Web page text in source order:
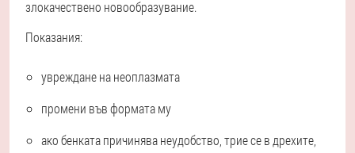
злокачествено новообразувание.
Показания:
увреждане на неоплазмата
промени във формата му
ако бенката причинява неудобство, трие се в дрехите,